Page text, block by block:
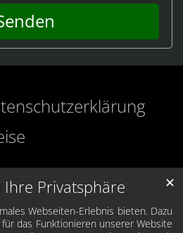
Privatsphäre
Webseiten-Erlebnis bieten. Dazu
das Funktionieren unserer Website
✕